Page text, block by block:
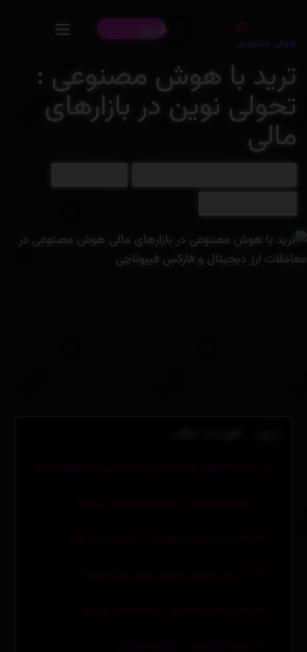
شروع
هوش مصنوعی
ترید با هوش مصنوعی :
تحولی نوین در بازارهای
مالی